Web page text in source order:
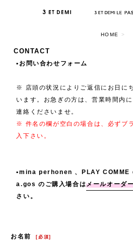
HOME >
CONTACT
▪️お問い合わせフォーム
※ 店頭の状況によりご返信にお日に
います。お急ぎの方は、営業時間内
連絡くださいませ。
※ 件名の欄が空白の場合は、必ずブ
入下さい。
▪️mina perhonen 、PLAY COMME
a.gos のご購入場合はメールオーダ
さい。
お名前 [必須]